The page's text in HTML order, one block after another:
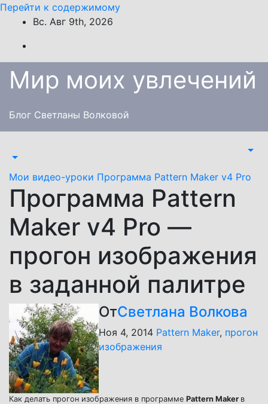
Перейти к содержимому
Вс. Авг 9th, 2026
Мир моих увлечений
Блог Светланы Волковой
Мои видео-уроки Программа Pattern Maker v4 Pro
Программа Pattern
Maker v4 Pro —
прогон изображения
в заданной палитре
ОтСветлана Волкова
Ноя 4, 2014 Pattern Maker, прогон
изображения
Как делать прогон изображения в программе Pattern Maker в